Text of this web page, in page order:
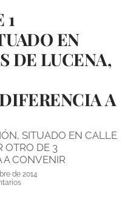
1
EN
DE LUCENA,
A
SITUADO EN CALLE
OTRO DE 3
A CONVENIR
de 2014